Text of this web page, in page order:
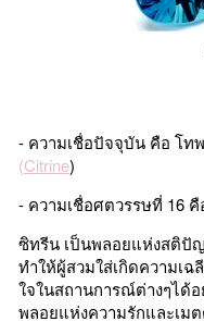
- ความเชื่อปัจจุบัน คือ โท
(Citrine)
- ความเชื่อศตวรรษที่ 16 คื
ซิทรีน เป็นพลอยแห่งสติ
ทำให้ผู้สวมใส่เกิดความเ
ใจในสถานการณ์ต่างๆได้
พลอยแห่งความรักและเม